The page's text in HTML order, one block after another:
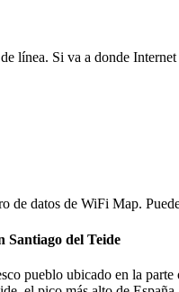
línea. Si va a donde
de datos de WiFi Map.
Santiago del Teide
pueblo ubicado en la